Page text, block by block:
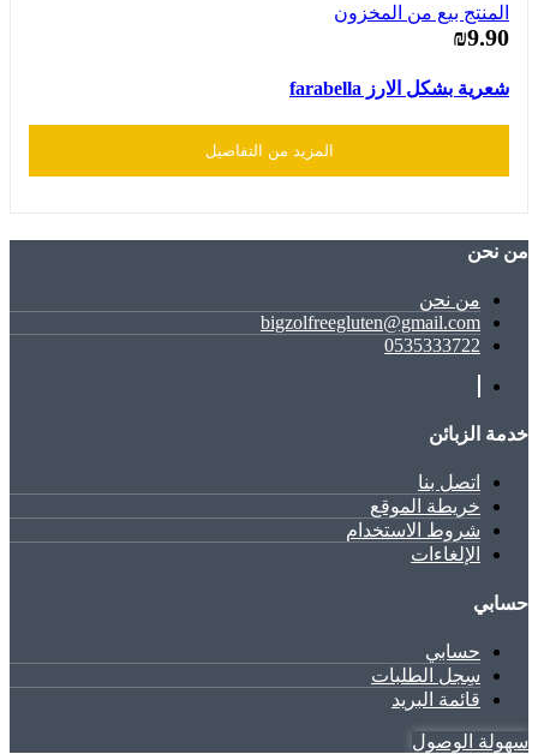
المنتج بيع من المخزون
₪9.90
شعرية بشكل الارز farabella
المزيد من التفاصيل
ﻣﻦ ﻧﺤﻦ
ﻣﻦ ﻧﺤﻦ
bigzolfreegluten@gmail.com
0535333722
خدمة الزبائن
اتصل بنا
خريطة الموقع
شروط الاستخدام
الإلغاءات
حسابي
حسابي
سِجل الطلبات
قائمة البريد
سهولة الوصول